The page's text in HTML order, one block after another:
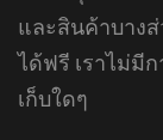
และสินค้าบางส่
ได้ฟรี เราไม่มี
เก็บใดๆ